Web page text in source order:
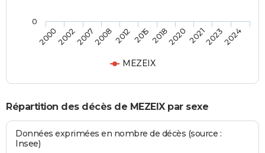
MEZEIX
20002002200720082012 201520182020 202120232024
0
Répartition des décès de MEZEIX par sexe
Données exprimées en nombre de décès (source :
Insee)